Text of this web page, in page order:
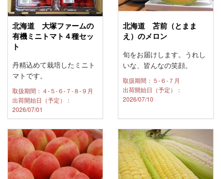
北海道 大塚ファームの
有機ミニトマト４種セッ
ト
丹精込めて栽培したミニト
マトです。
取扱期間：４-５-６-７-８-９月
出荷開始日（予定）：
2026/07/01
北海道 苫前（とまま
え）のメロン
旬をお届けします。うれし
いな、皆んなの笑顔。
取扱期間：５-６-７月
出荷開始日（予定）：
2026/07/10